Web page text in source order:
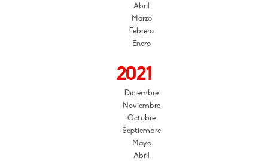
Abril
Marzo
Febrero
Enero
2021
Diciembre
Noviembre
Octubre
Septiembre
Mayo
Abril